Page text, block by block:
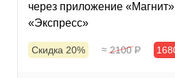
через приложение
«Экспресс»
Скидка 20% ≈ 2100Р